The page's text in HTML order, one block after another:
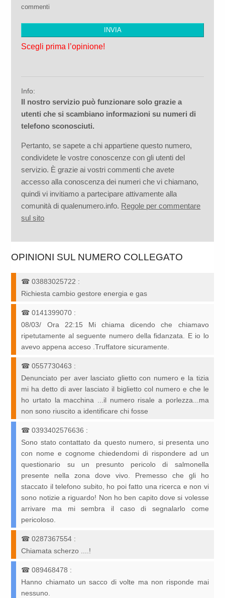
commenti
Scegli prima l’opinione!
Info:
Il nostro servizio può funzionare solo grazie a
utenti che si scambiano informazioni su numeri di
telefono sconosciuti.
Pertanto, se sapete a chi appartiene questo numero,
condividete le vostre conoscenze con gli utenti del
servizio. È grazie ai vostri commenti che avete
accesso alla conoscenza dei numeri che vi chiamano,
quindi vi invitiamo a partecipare attivamente alla
comunità di qualenumero.info. Regole per commentare
sul sito
OPINIONI SUL NUMERO COLLEGATO
☎03883025722 :
Richiesta cambio gestore energia e gas
☎0141399070 :
08/03/ Ora 22:15 Mi chiama dicendo che chiamavo
ripetutamente al seguente numero della fidanzata. E io lo
avevo appena acceso .Truffatore sicuramente.
☎0557730463 :
Denunciato per aver lasciato glietto con numero e la tizia
mi ha detto di aver lasciato il biglietto col numero e che le
ho urtato la macchina ...il numero risale a porlezza...ma
non sono riuscito a identificare chi fosse
☎0393402576636 :
Sono stato contattato da questo numero, si presenta uno
con nome e cognome chiedendomi di rispondere ad un
questionario su un presunto pericolo di salmonella
presente nella zona dove vivo. Premesso che gli ho
staccato il telefono subito, ho poi fatto una ricerca e non vi
sono notizie a riguardo! Non ho ben capito dove si volesse
arrivare ma mi sembra il caso di segnalarlo come
pericoloso.
☎0287367554 :
Chiamata scherzo ....!
☎089468478 :
Hanno chiamato un sacco di volte ma non risponde mai
nessuno.